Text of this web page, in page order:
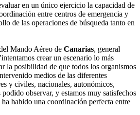
en un único ejercicio la capacidad de
entre centros de emergencia y
de las operaciones de búsqueda tanto en
Mando Aéreo de Canarias, general
crear un escenario lo más
la posibilidad de que todos los organismos
medios de las diferentes
y civiles, nacionales, autonómicos,
observar, y estamos muy satisfechos
ha habido una coordinación perfecta entre